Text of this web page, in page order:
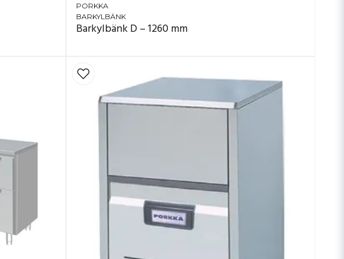
PORKKA
BARKYLBÄNK
Barkylbänk D – 1260 mm